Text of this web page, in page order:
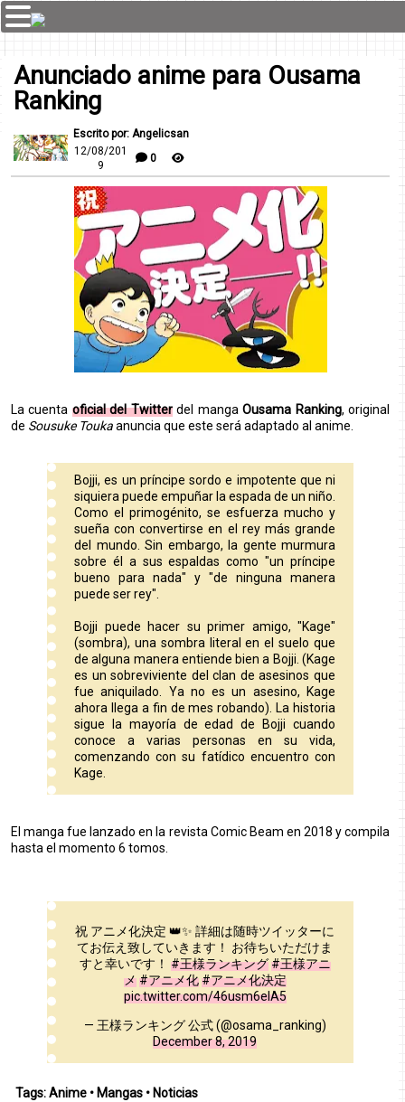
Anunciado anime para Ousama
Ranking
Escrito por: Angelicsan
12/08/201
9
0
La cuenta oficial del Twitterdel mangaOusama Ranking, original
de Sousuke Toukaanuncia que este será adaptado al anime.
Bojji, es un príncipe sordo e impotente que ni
siquiera puede empuñar la espada de un niño.
Como el primogénito, se esfuerza mucho y
sueña con convertirse en el rey más grande
del mundo. Sin embargo, la gente murmura
sobre él a sus espaldas como "un príncipe
bueno para nada" y "de ninguna manera
puede ser rey".
Bojji puede hacer su primer amigo, "Kage"
(sombra), una sombra literal en el suelo que
de alguna manera entiende bien a Bojji. (Kage
es un sobreviviente del clan de asesinos que
fue aniquilado. Ya no es un asesino, Kage
ahora llega a fin de mes robando). La historia
sigue la mayoría de edad de Bojji cuando
conoce a varias personas en su vida,
comenzando con su fatídico encuentro con
Kage.
El manga fue lanzado en la revista Comic Beam en 2018 y compila
hasta el momento 6 tomos.
祝 アニメ化決定 👑✨ 詳細は随時ツイッターに
てお伝え致していきます！ お待ちいただけま
すと幸いです！ #王様ランキング #王様アニ
メ #アニメ化 #アニメ化決定
pic.twitter.com/46usm6eIA5
— 王様ランキング 公式 (@osama_ranking)
December 8, 2019
Tags:Anime • Mangas • Noticias